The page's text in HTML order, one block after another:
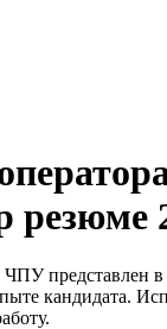
представлен
кандидата.